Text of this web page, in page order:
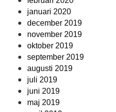
januari 2020
december 2019
november 2019
oktober 2019
september 2019
augusti 2019
juli 2019
juni 2019
maj 2019